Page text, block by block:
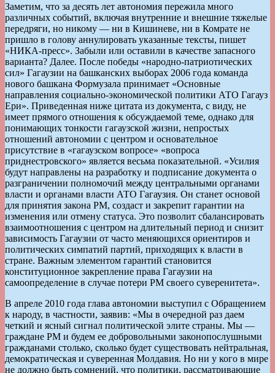
Заметим, что за десять лет автономия пережила много
различных событий, включая внутренние и внешние тяжелые
передряги, но никому — ни в Кишиневе, ни в Комрате не
пришло в голову аннулировать указанные тексты, пишет
«НИКА-пресс». Забыли или оставили в качестве запасного
варианта? Далее. После победы «народно-патриотических
сил» Гагаузии на башканских выборах 2006 года команда
нового башкана Формузала принимает «Основные
направления социально-экономической политики АТО Гагауз
Ери». Приведенная ниже цитата из документа, с виду, не
имеет прямого отношения к обсуждаемой теме, однако для
понимающих тонкости гагаузской жизни, непростых
отношений автономии с центром и основательное
присутствие в «гагаузском вопросе» «вопроса
приднестровского» является весьма показательной. «Усилия
будут направлены на разработку и подписание документа о
разграничении полномочий между центральными органами
власти и органами власти АТО Гагаузия. Он станет основой
для принятия закона РМ, создаст и закрепит гарантии на
изменения или отмену статуса. Это позволит сбалансировать
взаимоотношения с центром на длительный период и снизит
зависимость Гагаузии от часто меняющихся ориентиров и
политических симпатий партий, приходящих к власти в
стране. Важным элементом гарантий становится
конституционное закрепление права Гагаузии на
самоопределение в случае потери РМ своего суверенитета».
В апреле 2010 года глава автономии выступил с Обращением
к народу, в частности, заявив: «Мы в очередной раз даем
четкий и ясный сигнал политической элите страны. Мы —
граждане РМ и будем ее добровольными законопослушными
гражданами столько, сколько будет существовать нейтральная,
демократическая и суверенная Молдавия. Но ни у кого в мире
не должно быть сомнений, что политики, рассматривающие